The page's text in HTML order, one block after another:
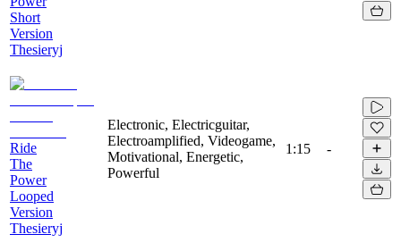
Short
Version
Thesieryj
Ride
The
Power
Looped
Version
Thesieryj
Electronic, Electricguitar,
Electroamplified, Videogame,
Motivational, Energetic,
Powerful
1:15 -